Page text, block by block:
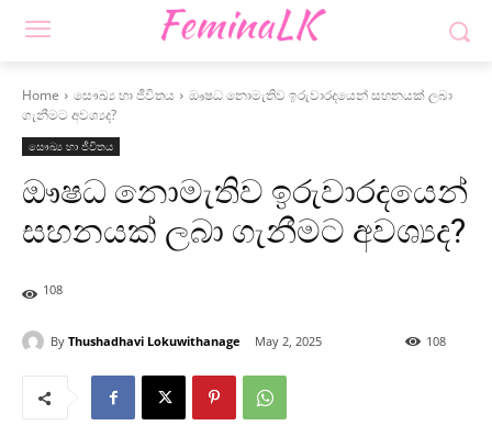
Home සෞඛ්‍ය හා ජීවිතය
ඖෂධ නොමැතිව ඉරුවාරදයෙන් සහනයක් ලබා
ගැනීමට අවශ්‍යද?
සෞඛ්‍ය හා ජීවිතය
ඖෂධ නොමැතිව ඉරුවාරදයෙන්
සහනයක් ලබා ගැනීමට අවශ්‍යද?
108
By Thushadhavi Lokuwithanage May 2, 2025 108